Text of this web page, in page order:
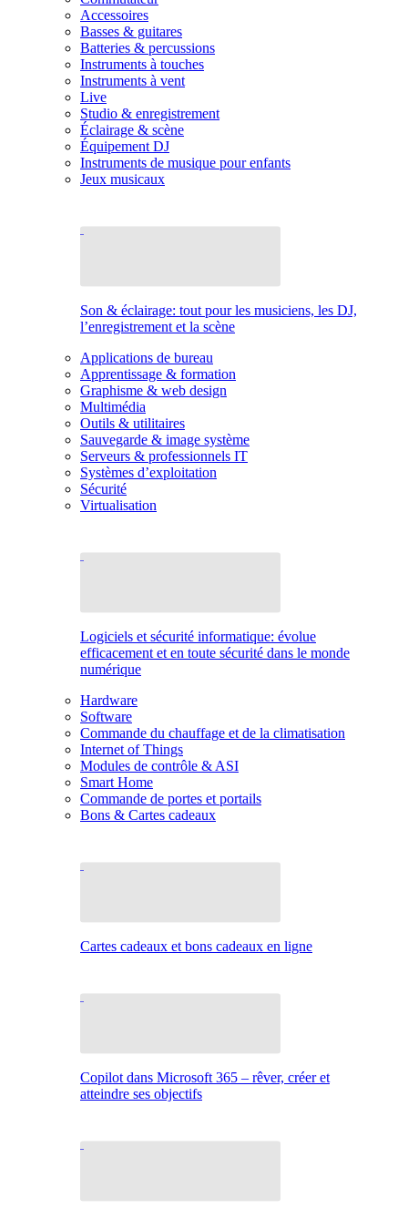
Accessoires
Basses & guitares
Batteries & percussions
Instruments à touches
Instruments à vent
Live
Studio & enregistrement
Éclairage & scène
Équipement DJ
Instruments de musique pour enfants
Jeux musicaux
Son & éclairage: tout pour les musiciens, les DJ,
l’enregistrement et la scène
Applications de bureau
Apprentissage & formation
Graphisme & web design
Multimédia
Outils & utilitaires
Sauvegarde & image système
Serveurs & professionnels IT
Systèmes d’exploitation
Sécurité
Virtualisation
Logiciels et sécurité informatique: évolue
efficacement et en toute sécurité dans le monde
numérique
Hardware
Software
Commande du chauffage et de la climatisation
Internet of Things
Modules de contrôle & ASI
Smart Home
Commande de portes et portails
Bons & Cartes cadeaux
Cartes cadeaux et bons cadeaux en ligne
Copilot dans Microsoft 365 – rêver, créer et
atteindre ses objectifs